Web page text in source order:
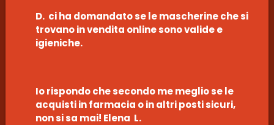
D. ci ha domandato se le mascherine che si
trovano in vendita online sono valide e
igieniche.
Io rispondo che secondo me meglio se le
acquisti in farmacia o in altri posti sicuri,
non si sa mai! Elena L.